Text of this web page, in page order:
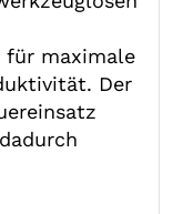
für maximale
Der